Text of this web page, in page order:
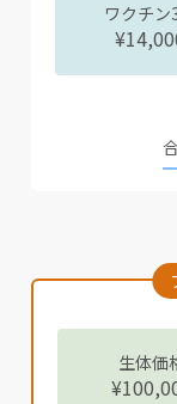
ワクチン
生体価